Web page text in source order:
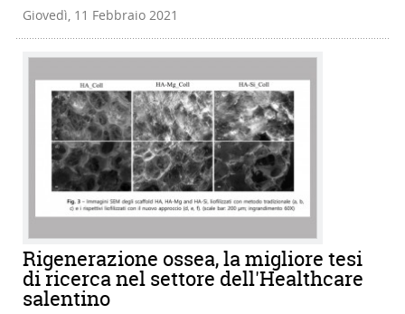
Giovedì, 11 Febbraio 2021
Rigenerazione ossea, la migliore tesi
di ricerca nel settore dell'Healthcare
salentino